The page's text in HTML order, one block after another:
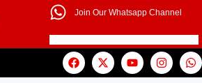
Join Our Whatsapp Channel